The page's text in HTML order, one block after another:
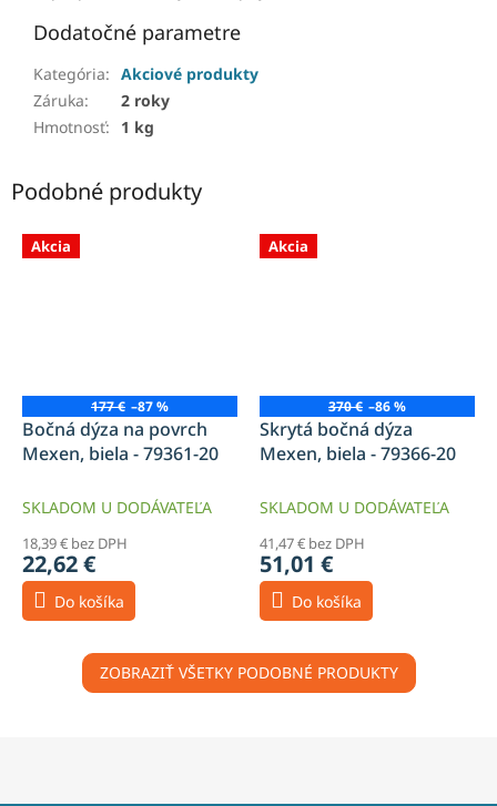
Dodatočné parametre
Kategória: Akciové produkty
Záruka:
2 roky
Hmotnosť: 1 kg
Podobné produkty
Akcia
177 € –87 %
Bočná dýza na povrch
Mexen, biela - 79361-20
SKLADOM U DODÁVATEĽA
18,39 € bez DPH
22,62 €
Do košíka
Akcia
370 € –86 %
Skrytá bočná dýza
Mexen, biela - 79366-20
SKLADOM U DODÁVATEĽA
41,47 € bez DPH
51,01 €
Do košíka
ZOBRAZIŤ VŠETKY PODOBNÉ PRODUKTY